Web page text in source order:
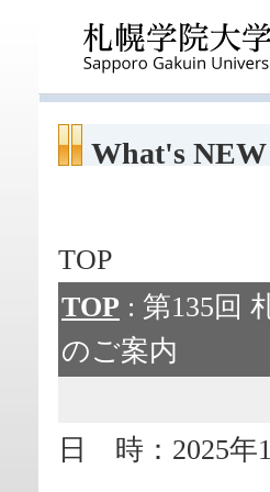
What's NEW
TOP
TOP : 第135回
のご案内
日 時：2025年